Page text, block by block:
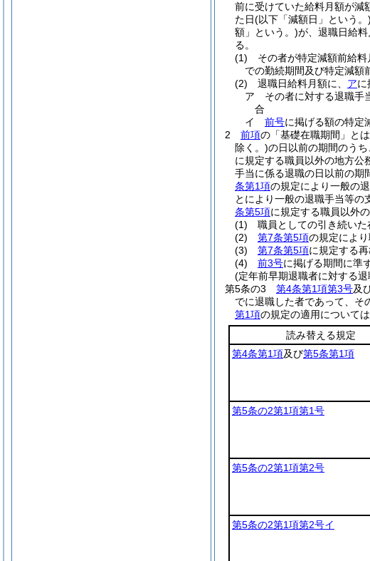
前に受けていた給料月額が減
た日(以下「減額日」という。)
額」という。)が、退職日給
る。
(1)
その者が特定減額前給
での勤続期間及び特定減額
(2)
退職日給料月額に、 アに
ア
その者に対する退職手
合
イ
前号に掲げる額の特定
2
前項の「基礎在職期間」と
除く。)の日以前の期間のうち
に規定する職員以外の地方公
手当に係る退職の日以前の期
条第1項の規定により一般の
とにより一般の退職手当等の
条第5項に規定する職員以外
(1)
職員としての引き続いた
(2)
第7条第5項の規定によ
(3)
第7条第5項に規定する
(4)
前3号に掲げる期間に準
(定年前早期退職者に対する
第5条の3
第4条第1項第3号及
でに退職した者であって、そ
第1項の規定の適用については
読み替える規定
第4条第1項及び第5条第1項
第5条の2第1項第1号
第5条の2第1項第2号
第5条の2第1項第2号イ